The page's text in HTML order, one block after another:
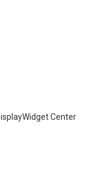
Center